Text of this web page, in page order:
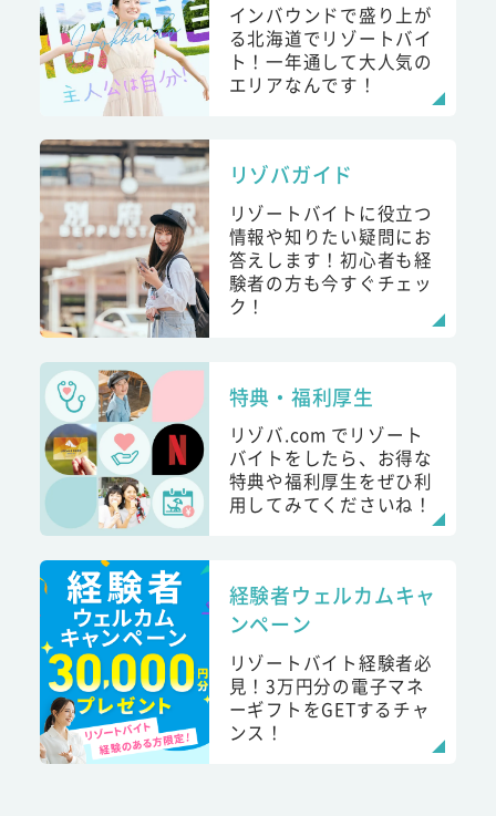
インバウンドで盛り上が
る北海道でリゾートバイ
ト！一年通して大人気の
エリアなんです！
リゾバガイド
リゾートバイトに役立つ
情報や知りたい疑問にお
答えします！初心者も経
験者の方も今すぐチェッ
ク！
特典・福利厚生
リゾバ.com でリゾート
バイトをしたら、お得な
特典や福利厚生をぜひ利
用してみてくださいね！
経験者ウェルカムキャ
ンペーン
リゾートバイト経験者必
見！3万円分の電子マネ
ーギフトをGETするチャ
ンス！